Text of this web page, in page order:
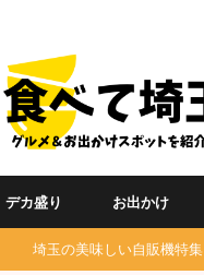
デカ盛り お出かけ
埼玉の美味しい自販機特集